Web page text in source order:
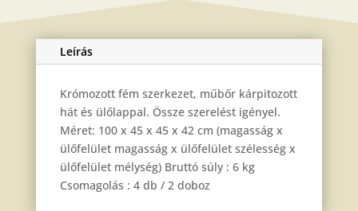
Leírás
Krómozott fém szerkezet, műbőr kárpitozott
hát és ülőlappal. Össze szerelést igényel.
Méret: 100 x 45 x 45 x 42 cm (magasság x
ülőfelület magasság x ülőfelület szélesség x
ülőfelület mélység) Bruttó súly : 6 kg
Csomagolás : 4 db / 2 doboz